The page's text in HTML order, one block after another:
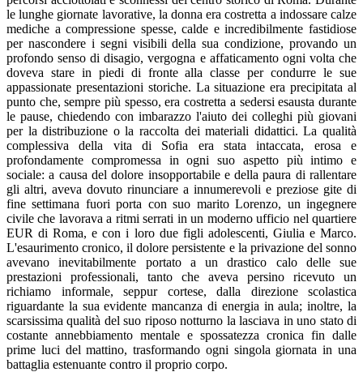
le lunghe giornate lavorative, la donna era costretta a indossare calze
mediche a compressione spesse, calde e incredibilmente fastidiose
per nascondere i segni visibili della sua condizione, provando un
profondo senso di disagio, vergogna e affaticamento ogni volta che
doveva stare in piedi di fronte alla classe per condurre le sue
appassionate presentazioni storiche. La situazione era precipitata al
punto che, sempre più spesso, era costretta a sedersi esausta durante
le pause, chiedendo con imbarazzo l'aiuto dei colleghi più giovani
per la distribuzione o la raccolta dei materiali didattici. La qualità
complessiva della vita di Sofia era stata intaccata, erosa e
profondamente compromessa in ogni suo aspetto più intimo e
sociale: a causa del dolore insopportabile e della paura di rallentare
gli altri, aveva dovuto rinunciare a innumerevoli e preziose gite di
fine settimana fuori porta con suo marito Lorenzo, un ingegnere
civile che lavorava a ritmi serrati in un moderno ufficio nel quartiere
EUR di Roma, e con i loro due figli adolescenti, Giulia e Marco.
L'esaurimento cronico, il dolore persistente e la privazione del sonno
avevano inevitabilmente portato a un drastico calo delle sue
prestazioni professionali, tanto che aveva persino ricevuto un
richiamo informale, seppur cortese, dalla direzione scolastica
riguardante la sua evidente mancanza di energia in aula; inoltre, la
scarsissima qualità del suo riposo notturno la lasciava in uno stato di
costante annebbiamento mentale e spossatezza cronica fin dalle
prime luci del mattino, trasformando ogni singola giornata in una
battaglia estenuante contro il proprio corpo.